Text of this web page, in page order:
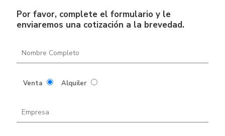
Por favor, complete el formulario y le
enviaremos una cotización a la brevedad.
Venta Alquiler